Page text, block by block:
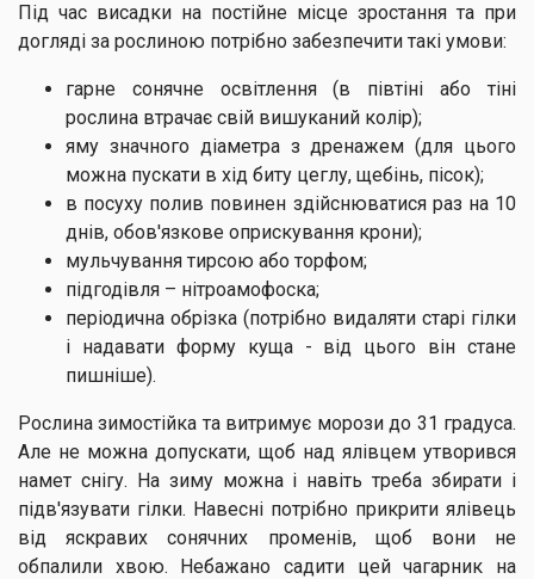
Під час висадки на постійне місце зростання та при
догляді за рослиною потрібно забезпечити такі умови:
гарне сонячне освітлення (в півтіні або тіні
рослина втрачає свій вишуканий колір);
яму значного діаметра з дренажем (для цього
можна пускати в хід биту цеглу, щебінь, пісок);
в посуху полив повинен здійснюватися раз на 10
днів, обов'язкове оприскування крони);
мульчування тирсою або торфом;
підгодівля – нітроамофоска;
періодична обрізка (потрібно видаляти старі гілки
і надавати форму куща - від цього він стане
пишніше).
Рослина зимостійка та витримує морози до 31 градуса.
Але не можна допускати, щоб над ялівцем утворився
намет снігу. На зиму можна і навіть треба збирати і
підв'язувати гілки. Навесні потрібно прикрити ялівець
від яскравих сонячних променів, щоб вони не
обпалили хвою. Небажано садити цей чагарник на